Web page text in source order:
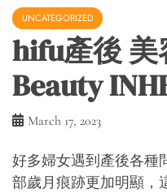
UNCATEGORIZED
hifu產後 美
Beauty
March 17, 2023
好多婦女遇到產後各種
部歲月痕跡更加明顯，